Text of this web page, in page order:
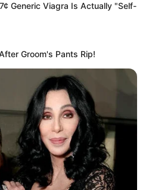
Generic Viagra Is Actually "Self-
Groom's Pants Rip!